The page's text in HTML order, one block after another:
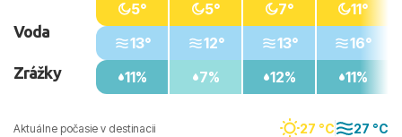
Aktuálne počasie v destinacii 27 °C 27 °C
Voda
Zrážky
5°
13°
11%
5°
12°
7%
7°
13°
12%
11°
16°
11%